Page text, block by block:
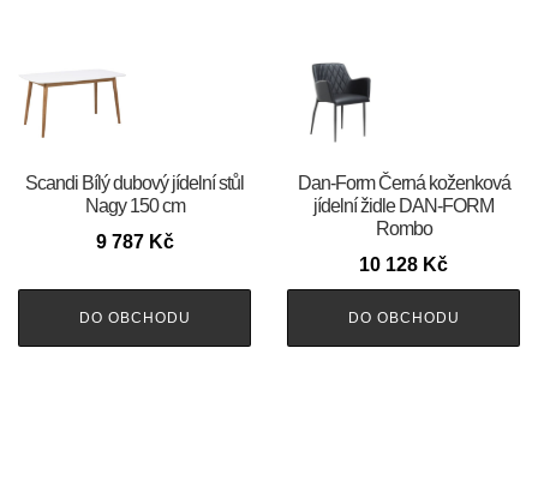
Scandi Bílý dubový jídelní stůl
Nagy 150 cm
9 787 Kč
DO OBCHODU
​​​​​Dan-Form Černá koženková
jídelní židle DAN-FORM
Rombo
10 128 Kč
DO OBCHODU